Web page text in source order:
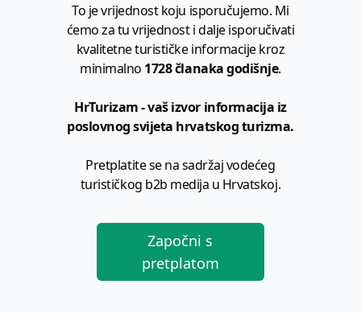
To je vrijednost koju isporučujemo. Mi
ćemo za tu vrijednost i dalje isporučivati
kvalitetne turističke informacije kroz
minimalno 1728 članaka godišnje.
HrTurizam - vaš izvor informacija iz
poslovnog svijeta hrvatskog turizma.
Pretplatite se na sadržaj vodećeg
turističkog b2b medija u Hrvatskoj.
Započni s
pretplatom